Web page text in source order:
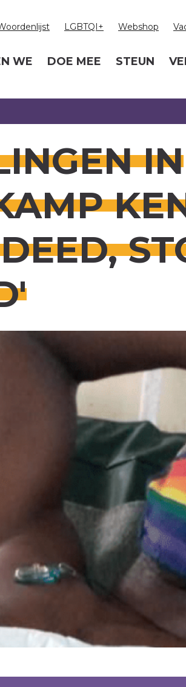
LGBTQI+ Webshop
WE DOE MEE STEUN
IN